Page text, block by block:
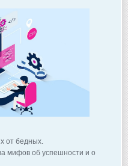
от бедных.
мифов об успешности и о